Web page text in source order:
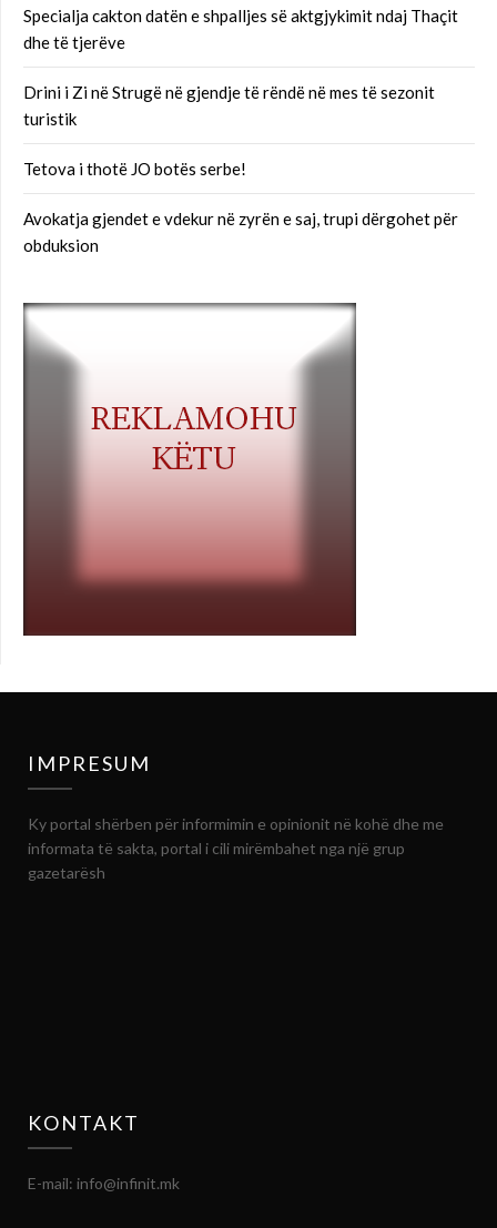
Specialja cakton datën e shpalljes së aktgjykimit ndaj Thaçit
dhe të tjerëve
Drini i Zi në Strugë në gjendje të rëndë në mes të sezonit
turistik
Tetova i thotë JO botës serbe!
Avokatja gjendet e vdekur në zyrën e saj, trupi dërgohet për
obduksion
IMPRESUM
Ky portal shërben për informimin e opinionit në kohë dhe me
informata të sakta, portal i cili mirëmbahet nga një grup
gazetarësh
KONTAKT
E-mail: info@infinit.mk